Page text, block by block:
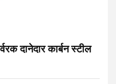
दानेदार कार्बन स्टील